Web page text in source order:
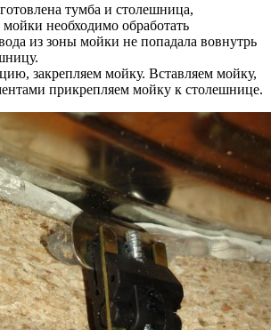
тумба и столешница,
необходимо обработать
из зоны мойки не попадала вовнутрь
закрепляем мойку. Вставляем мойку,
прикрепляем мойку к столешнице.